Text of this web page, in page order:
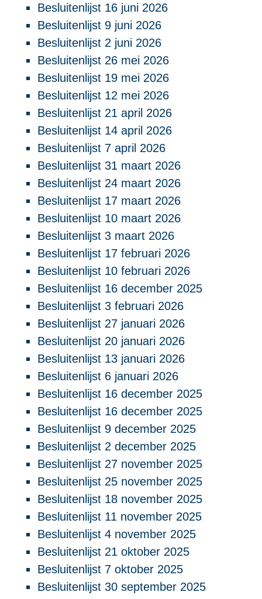
Besluitenlijst 16 juni 2026
Besluitenlijst 9 juni 2026
Besluitenlijst 2 juni 2026
Besluitenlijst 26 mei 2026
Besluitenlijst 19 mei 2026
Besluitenlijst 12 mei 2026
Besluitenlijst 21 april 2026
Besluitenlijst 14 april 2026
Besluitenlijst 7 april 2026
Besluitenlijst 31 maart 2026
Besluitenlijst 24 maart 2026
Besluitenlijst 17 maart 2026
Besluitenlijst 10 maart 2026
Besluitenlijst 3 maart 2026
Besluitenlijst 17 februari 2026
Besluitenlijst 10 februari 2026
Besluitenlijst 16 december 2025
Besluitenlijst 3 februari 2026
Besluitenlijst 27 januari 2026
Besluitenlijst 20 januari 2026
Besluitenlijst 13 januari 2026
Besluitenlijst 6 januari 2026
Besluitenlijst 16 december 2025
Besluitenlijst 16 december 2025
Besluitenlijst 9 december 2025
Besluitenlijst 2 december 2025
Besluitenlijst 27 november 2025
Besluitenlijst 25 november 2025
Besluitenlijst 18 november 2025
Besluitenlijst 11 november 2025
Besluitenlijst 4 november 2025
Besluitenlijst 21 oktober 2025
Besluitenlijst 7 oktober 2025
Besluitenlijst 30 september 2025